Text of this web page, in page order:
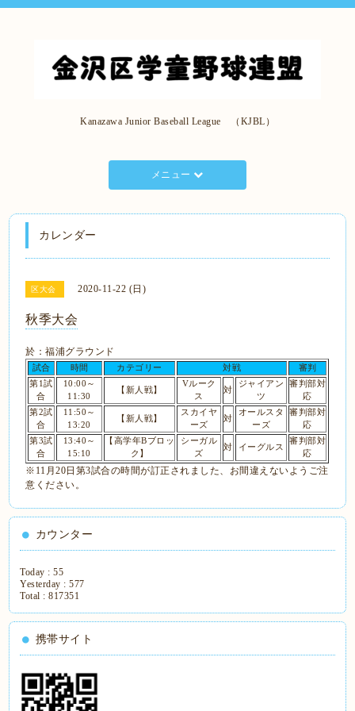
Kanazawa Junior Baseball League （KJBL）
メニュー
カレンダー
区大会 2020-11-22 (日)
秋季大会
於：福浦グラウンド
試合 時間 カテゴリー 対戦
審判
第1試
合
10:00～
11:30
【新人戦】
Vルーク
ス
対
ジャイアン
ツ
審判部対
応
第2試
合
11:50～
13:20
【新人戦】
スカイヤ
ーズ
対
オールスタ
ーズ
審判部対
応
第3試
合
13:40～
15:10
【高学年Bブロッ
ク】
シーガル
ズ
対 イーグルス
審判部対
応
※11月20日第3試合の時間が訂正されました、お間違えないようご注
意ください。
カウンター
Today :55
Yesterday :577
Total :817351
携帯サイト